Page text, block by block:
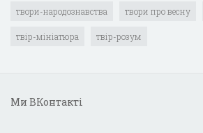
твори-народознавства твори про весну
твір-мініатюра твір-розум
Ми ВКонтакті